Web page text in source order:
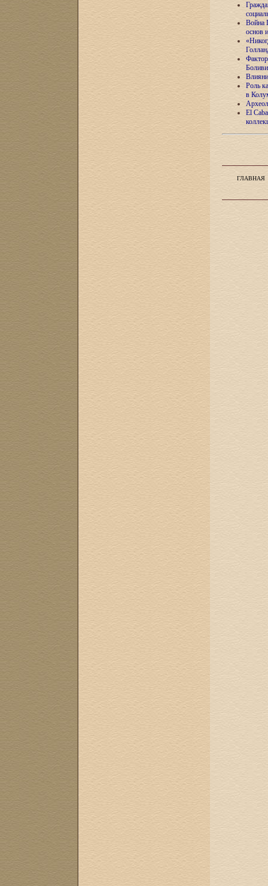
Война
основ
Роль
в
El
ГЛАВНАЯ